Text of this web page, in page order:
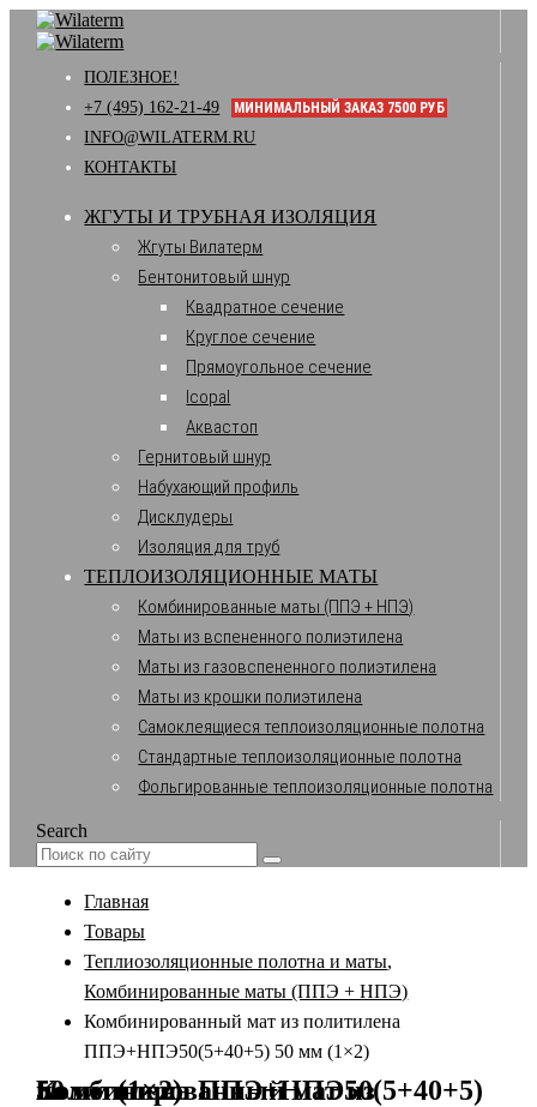
ПОЛЕЗНОЕ!
+7 (495) 162-21-49
МИНИМАЛЬНЫЙ ЗАКАЗ 7500 РУБ
INFO@WILATERM.RU
КОНТАКТЫ
ЖГУТЫ И ТРУБНАЯ ИЗОЛЯЦИЯ
Жгуты Вилатерм
Бентонитовый шнур
Квадратное сечение
Круглое сечение
Прямоугольное сечение
Icopal
Аквастоп
Гернитовый шнур
Набухающий профиль
Дисклудеры
Изоляция для труб
ТЕПЛОИЗОЛЯЦИОННЫЕ МАТЫ
Комбинированные маты (ППЭ + НПЭ)
Маты из вспененного полиэтилена
Маты из газовспененного полиэтилена
Маты из крошки полиэтилена
Самоклеящиеся теплоизоляционные полотна
Стандартные теплоизоляционные полотна
Фольгированные теплоизоляционные полотна
Search
Главная
Товары
Теплиозоляционные полотна и маты,
Комбинированные маты (ППЭ + НПЭ)
Комбинированный мат из политилена
ППЭ+НПЭ50(5+40+5) 50 мм (1×2)
Комбинированный мат из политилена ППЭ+НПЭ50(5+40+5) 50 мм (1×2)